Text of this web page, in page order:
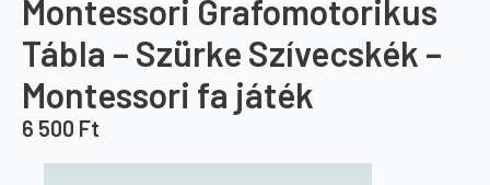
Montessori Grafomotorikus
Tábla – Szürke Szívecskék –
Montessori fa játék
6 500 Ft